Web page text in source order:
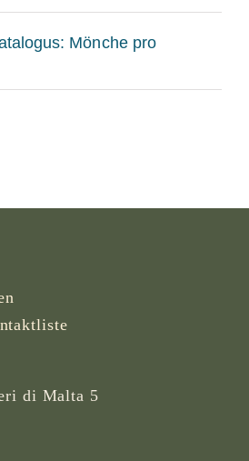
Mönche pro
di Malta 5